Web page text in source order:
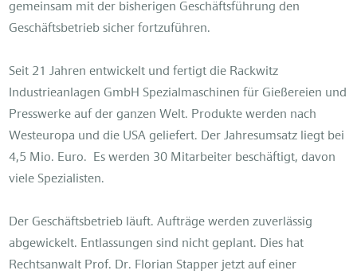
gemeinsam mit der bisherigen Geschäftsführung den
Geschäftsbetrieb sicher fortzuführen.
Seit 21 Jahren entwickelt und fertigt die Rackwitz
Industrieanlagen GmbH Spezialmaschinen für Gießereien und
Presswerke auf der ganzen Welt. Produkte werden nach
Westeuropa und die USA geliefert. Der Jahresumsatz liegt bei
4,5 Mio. Euro. Es werden 30 Mitarbeiter beschäftigt, davon
viele Spezialisten.
Der Geschäftsbetrieb läuft. Aufträge werden zuverlässig
abgewickelt. Entlassungen sind nicht geplant. Dies hat
Rechtsanwalt Prof. Dr. Florian Stapper jetzt auf einer